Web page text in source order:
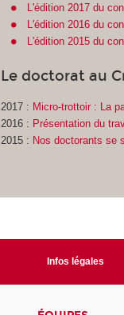
L'édition 2017 du
L'édition 2016 du
L'édition 2015 du
Le doctorat au
2017 : Micro-trottoir : La
2016 : Présentation du
2015 : Nos doctorants se
Infos légales